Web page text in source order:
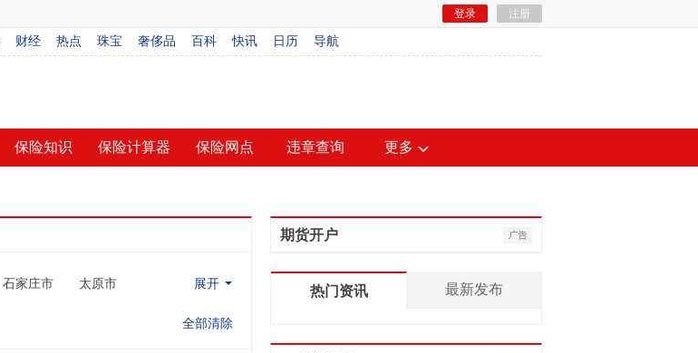
注册
登录
财经 热点 珠宝 奢侈品 百科 快讯 日历 导航
保险知识 保险计算器 保险网点 违章查询 更多
展开
石家庄市 太原市
全部清除
期货开户
热门资讯 最新发布